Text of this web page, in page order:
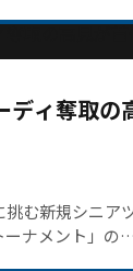
い。
ディ奪取の
む新規シニア
ナメント」の第